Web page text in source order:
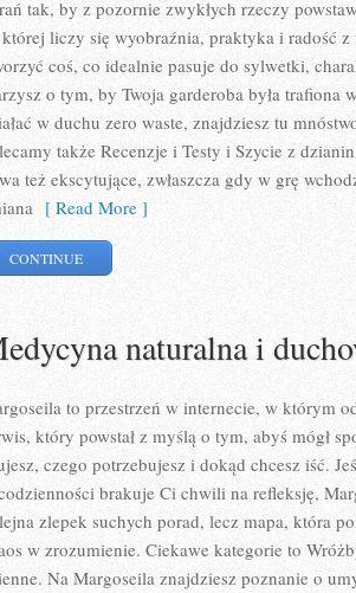
tak, by z pozornie zwykłych rzeczy
liczy się wyobraźnia, praktyka i radość z
coś, co idealnie pasuje do sylwetki,
o tym, by Twoja garderoba była trafiona
w duchu zero waste, znajdziesz tu
także Recenzje i Testy i Szycie z
też ekscytujące, zwłaszcza gdy w grę
[ Read More ]
CONTINUE
naturalna i
to przestrzeń w internecie, w którym
który powstał z myślą o tym, abyś mógł
czego potrzebujesz i dokąd chcesz iść.
brakuje Ci chwili na refleksję,
zlepek suchych porad, lecz mapa, która
w zrozumienie. Ciekawe kategorie to
Na Margoseila znajdziesz poznanie o